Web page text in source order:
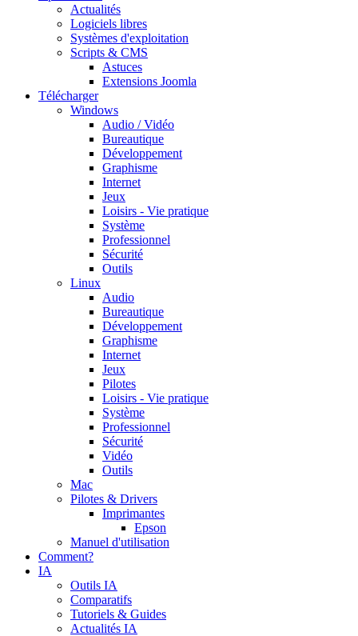
Actualités
Logiciels libres
Systèmes d'exploitation
Scripts & CMS
Astuces
Extensions Joomla
Télécharger
Windows
Audio / Vidéo
Bureautique
Développement
Graphisme
Internet
Jeux
Loisirs - Vie pratique
Système
Professionnel
Sécurité
Outils
Linux
Audio
Bureautique
Développement
Graphisme
Internet
Jeux
Pilotes
Loisirs - Vie pratique
Système
Professionnel
Sécurité
Vidéo
Outils
Mac
Pilotes & Drivers
Imprimantes
Epson
Manuel d'utilisation
Comment?
IA
Outils IA
Comparatifs
Tutoriels & Guides
Actualités IA